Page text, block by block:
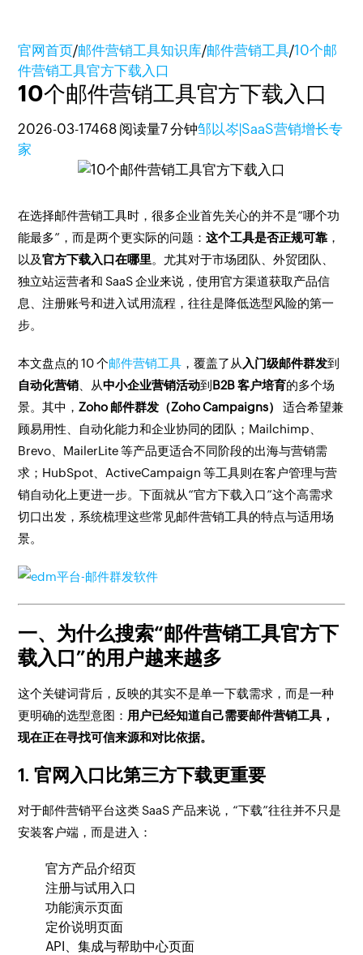
官网首页/邮件营销工具知识库/邮件营销工具/10个邮
件营销工具官方下载入口
10个邮件营销工具官方下载入口
2026-03-17468 阅读量7 分钟邹以岑|SaaS营销增长专
家
在选择邮件营销工具时，很多企业首先关心的并不是“哪个功
能最多”，而是两个更实际的问题：这个工具是否正规可靠 ，
以及官方下载入口在哪里。尤其对于市场团队、外贸团队、
独立站运营者和 SaaS 企业来说，使用官方渠道获取产品信
息、注册账号和进入试用流程，往往是降低选型风险的第一
步。
本文盘点的 10 个邮件营销工具 ，覆盖了从 入门级邮件群发到
自动化营销 、从中小企业营销活动到 B2B 客户培育的多个场
景。其中，Zoho 邮件群发（Zoho Campaigns）
适合希望兼
顾易用性、自动化能力和企业协同的团队；Mailchimp、
Brevo、MailerLite 等产品更适合不同阶段的出海与营销需
求；HubSpot、ActiveCampaign 等工具则在客户管理与营
销自动化上更进一步。下面就从“官方下载入口”这个高需求
切口出发，系统梳理这些常见邮件营销工具的特点与适用场
景。
一、为什么搜索“邮件营销工具官方下
载入口”的用户越来越多
这个关键词背后，反映的其实不是单一下载需求，而是一种
更明确的选型意图： 用户已经知道自己需要邮件营销工具，
现在正在寻找可信来源和对比依据。
1. 官网入口比第三方下载更重要
对于邮件营销平台这类 SaaS 产品来说，“下载”往往并不只是
安装客户端，而是进入：
官方产品介绍页
注册与试用入口
功能演示页面
定价说明页面
API、集成与帮助中心页面